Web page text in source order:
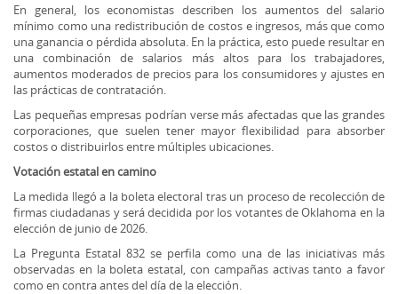
En general, los economistas describen los aumentos del salario
mínimo como una redistribución de costos e ingresos, más que como
una ganancia o pérdida absoluta. En la práctica, esto puede resultar en
una combinación de salarios más altos para los trabajadores,
aumentos moderados de precios para los consumidores y ajustes en
las prácticas de contratación.
Las pequeñas empresas podrían verse más afectadas que las grandes
corporaciones, que suelen tener mayor flexibilidad para absorber
costos o distribuirlos entre múltiples ubicaciones.
Votación estatal en camino
La medida llegó a la boleta electoral tras un proceso de recolección de
firmas ciudadanas y será decidida por los votantes de Oklahoma en la
elección de junio de 2026.
La Pregunta Estatal 832 se perfila como una de las iniciativas más
observadas en la boleta estatal, con campañas activas tanto a favor
como en contra antes del día de la elección.